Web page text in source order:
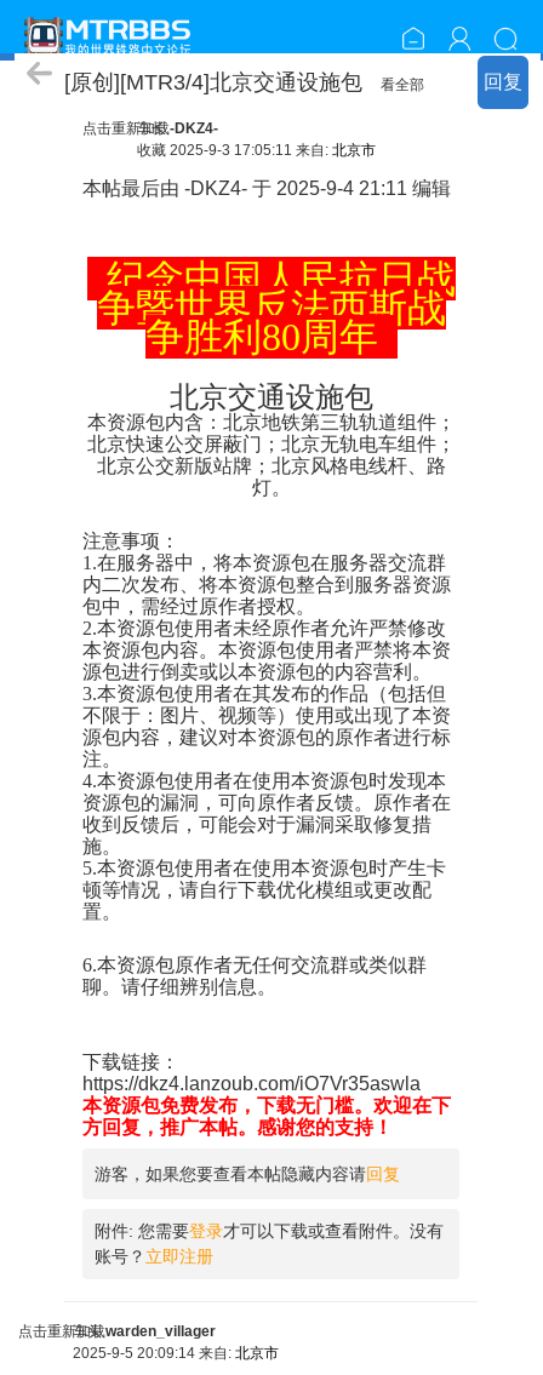
回复
资源包分享
[原创][MTR3/4]北京交通设施包 看全部
点击重新加载
车长 -DKZ4-
收藏 2025-9-3 17:05:11 来自: 北京市
本帖最后由 -DKZ4- 于 2025-9-4 21:11 编辑
纪念中国人民抗日战
争暨世界反法西斯战
争胜利80周年
北京交通设施包
本资源包内含：北京地铁第三轨轨道组件；
北京快速公交屏蔽门；北京无轨电车组件；
北京公交新版站牌；北京风格电线杆、路
灯。
注意事项：
1.在服务器中，将本资源包在服务器交流群
内二次发布、将本资源包整合到服务器资源
包中，需经过原作者授权。
2.本资源包使用者未经原作者允许严禁修改
本资源包内容。本资源包使用者严禁将本资
源包进行倒卖或以本资源包的内容营利。
3.本资源包使用者在其发布的作品（包括但
不限于：图片、视频等）使用或出现了本资
源包内容，建议对本资源包的原作者进行标
注。
4.本资源包使用者在使用本资源包时发现本
资源包的漏洞，可向原作者反馈。原作者在
收到反馈后，可能会对于漏洞采取修复措
施。
5.本资源包使用者在使用本资源包时产生卡
顿等情况，请自行下载优化模组或更改配
置。
6.本资源包原作者无任何交流群或类似群
聊。请仔细辨别信息。
下载链接：
https://dkz4.lanzoub.com/iO7Vr35aswla
本资源包免费发布，下载无门槛。欢迎在下
方回复，推广本帖。感谢您的支持！
游客，如果您要查看本帖隐藏内容请回复
附件: 您需要登录才可以下载或查看附件。没有
账号？ 立即注册
点击重新加载
车头 warden_villager
2025-9-5 20:09:14 来自: 北京市